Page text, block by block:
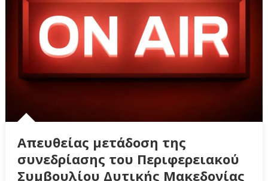
Απευθείας μετάδοση της
συνεδρίασης του Περιφερειακού
Συμβουλίου Δυτικής Μακεδονίας